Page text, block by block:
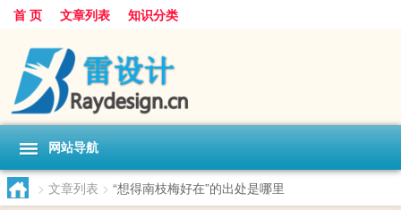
首 页 文章列表 知识分类
网站导航
> 文章列表 > “想得南枝梅好在”的出处是哪里